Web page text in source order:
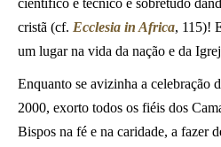
científico e técnico e sobretudo
cristã (cf. Ecclesia in Africa, 115)!
um lugar na vida da nação e da
Enquanto se avizinha a celebração
2000, exorto todos os fiéis dos
Bispos na fé e na caridade, a fazer